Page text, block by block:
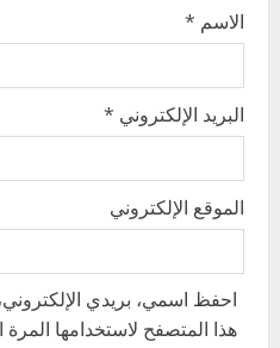
الاسم *
البريد الإلكتروني *
الموقع الإلكتروني
احفظ اسمي، بريدي
هذا المتصفح لاستخدامها